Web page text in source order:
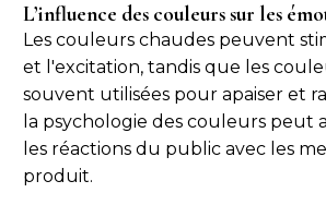
L’influence des couleurs sur les
Les couleurs chaudes peuvent
et l'excitation, tandis que les
souvent utilisées pour apaiser et
la psychologie des couleurs peut
les réactions du public avec les
produit.